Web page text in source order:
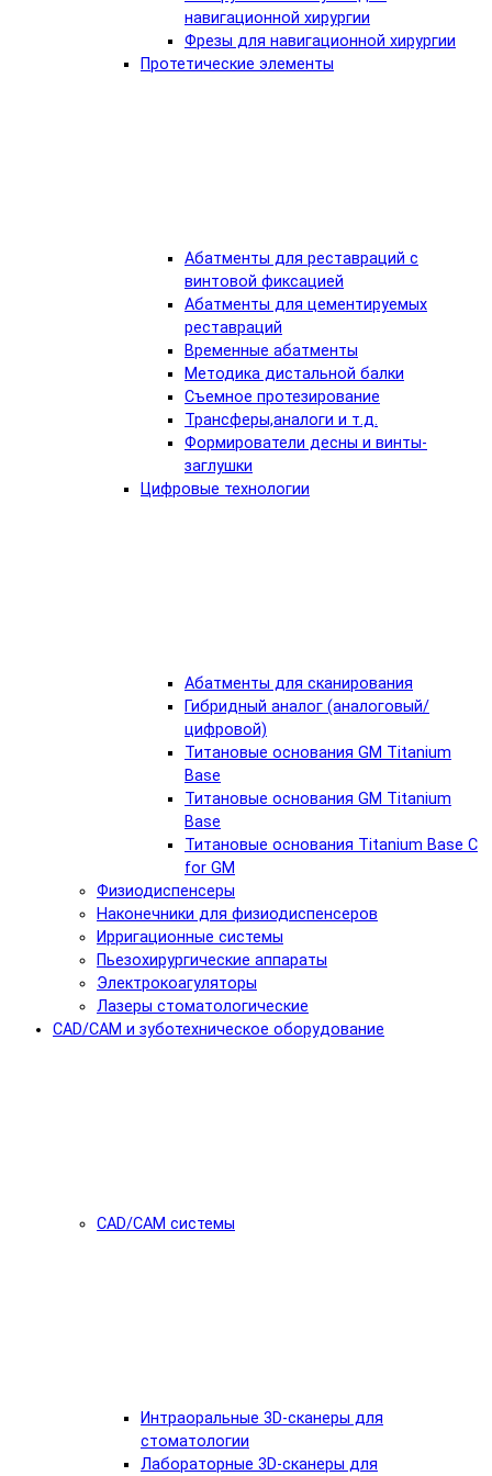
навигационной хирургии
Фрезы для навигационной хирургии
Протетические элементы
Абатменты для реставраций с
винтовой фиксацией
Абатменты для цементируемых
реставраций
Временные абатменты
Методика дистальной балки
Съемное протезирование
Трансферы,аналоги и т.д.
Формирователи десны и винты-
заглушки
Цифровые технологии
Абатменты для сканирования
Гибридный аналог (аналоговый/
цифровой)
Титановые основания GM Titanium
Base
Титановые основания GM Titanium
Base
Титановые основания Titanium Base C
for GM
Физиодиспенсеры
Наконечники для физиодиспенсеров
Ирригационные системы
Пьезохирургические аппараты
Электрокоагуляторы
Лазеры стоматологические
CAD/CAM и зуботехническое оборудование
CAD/CAM системы
Интраоральные 3D-сканеры для
стоматологии
Лабораторные 3D-сканеры для